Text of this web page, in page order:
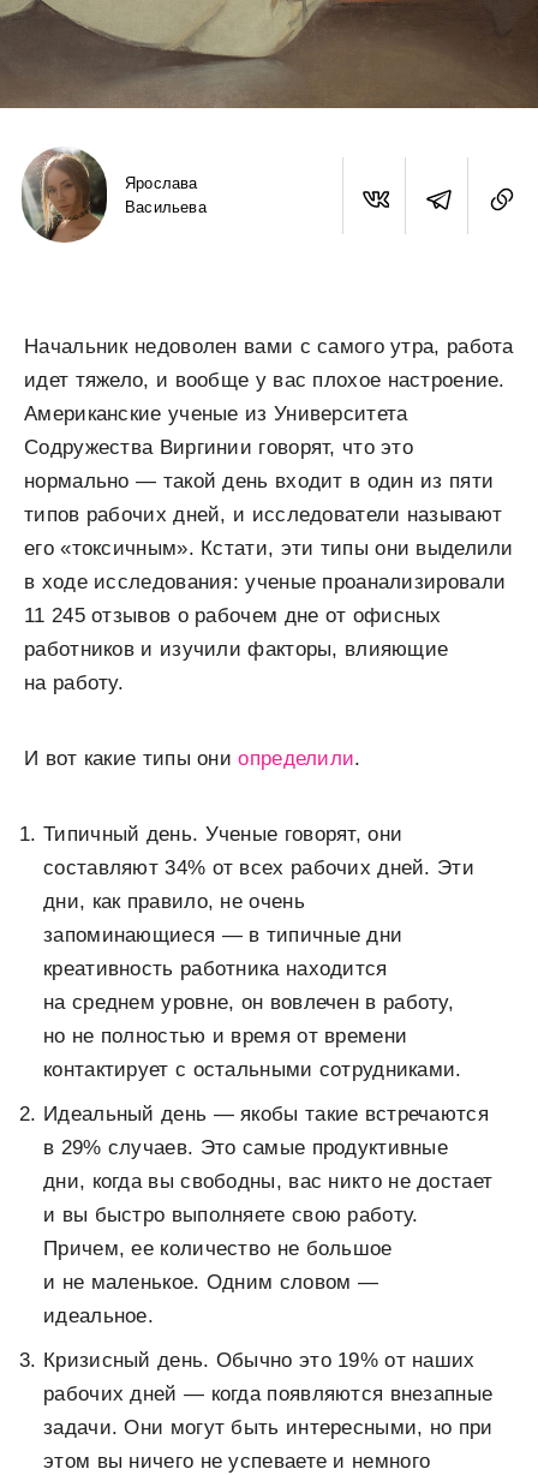
Ярослава
Васильева
Начальник недоволен вами с самого утра, работа
идет тяжело, и вообще у вас плохое настроение.
Американские ученые из Университета
Содружества Виргинии говорят, что это
нормально — такой день входит в один из пяти
типов рабочих дней, и исследователи называют
его «токсичным». Кстати, эти типы они выделили
в ходе исследования: ученые проанализировали
11 245 отзывов о рабочем дне от офисных
работников и изучили факторы, влияющие
на работу.
И вот какие типы ониопределили.
Типичный день. Ученые говорят, они
составляют 34% от всех рабочих дней. Эти
дни, как правило, не очень
запоминающиеся — в типичные дни
креативность работника находится
на среднем уровне, он вовлечен в работу,
но не полностью и время от времени
контактирует с остальными сотрудниками.
Идеальный день — якобы такие встречаются
в 29% случаев. Это самые продуктивные
дни, когда вы свободны, вас никто не достает
и вы быстро выполняете свою работу.
Причем, ее количество не большое
и не маленькое. Одним словом —
идеальное.
Кризисный день. Обычно это 19% от наших
рабочих дней — когда появляются внезапные
задачи. Они могут быть интересными, но при
этом вы ничего не успеваете и немного